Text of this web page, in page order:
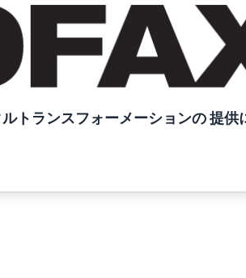
トランスフォーメーションの 提供